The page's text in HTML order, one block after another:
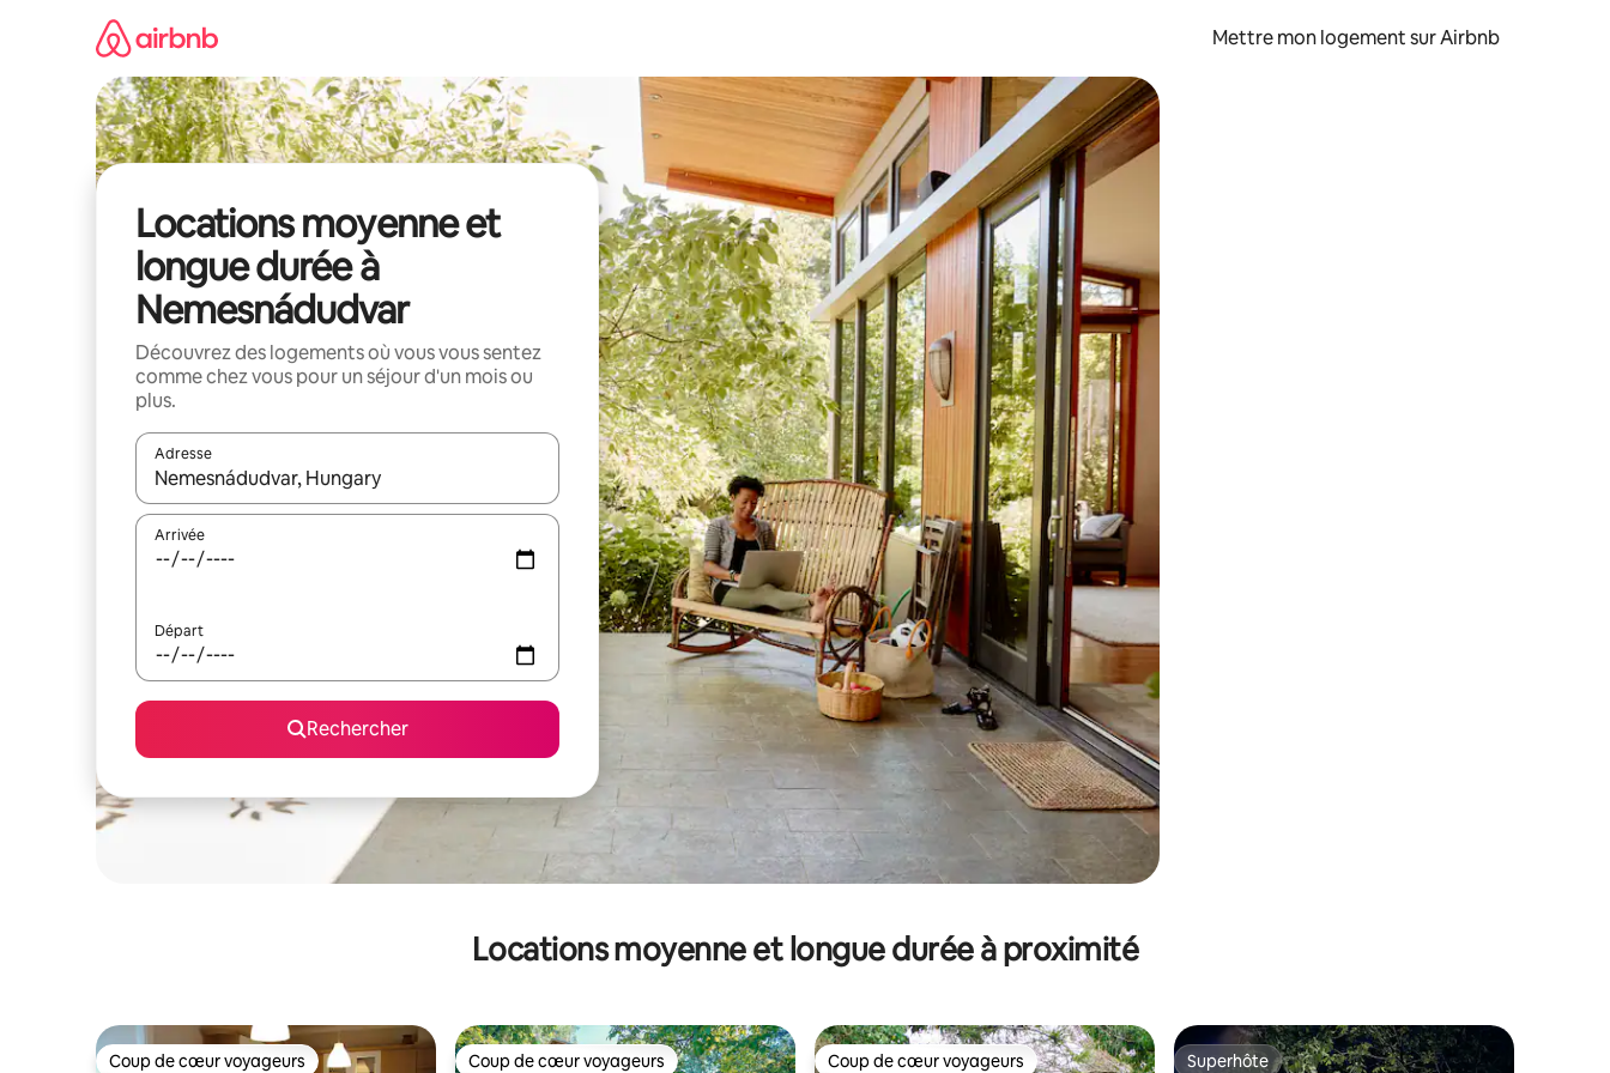
Mettre mon logement sur Airbnb
Locations moyenne et
longue durée à
Nemesnádudvar
Découvrez des logements où vous vous sentez
comme chez vous pour un séjour d'un mois ou
plus.
Adresse
Lorsque les résultats s'affichent, utilisez les flèches vers le haut et vers le bas pour les parcourir ou en appuyant et en faisant glisser.
Arrivée
Départ
Rechercher
Locations moyenne et longue durée à proximité
Coup de cœur voyageurs Coup de cœur voyageurs Coup de cœur voyageurs Superhôte